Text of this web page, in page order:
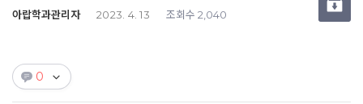
아랍학과관리자 2023. 4. 13 조회수 2,040
0